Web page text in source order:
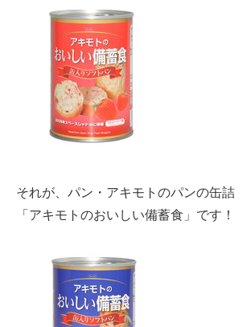
それが、パン・アキモトのパンの缶詰
「アキモトのおいしい備蓄食」です！